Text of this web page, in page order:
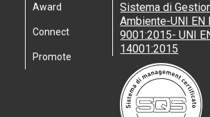
Award
Connect
Promote
Sistema di
Ambiente-UNI EN
9001:2015- UNI
14001:2015